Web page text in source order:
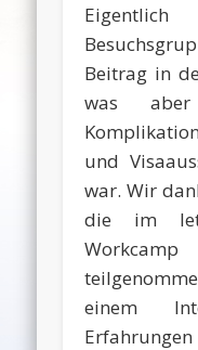
Beitrag in
was
und
war. Wir
die im
einem